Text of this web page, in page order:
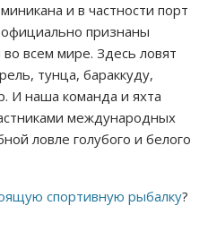
и в частности порт
признаны
всем мире. Здесь ловят
тунца, бараккуду,
И наша команда и яхта
международных
ловле голубого и белого
спортивную рыбалку?